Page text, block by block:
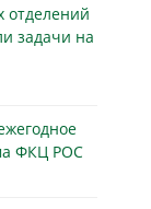
отделений
задачи на
ФКЦ РОС